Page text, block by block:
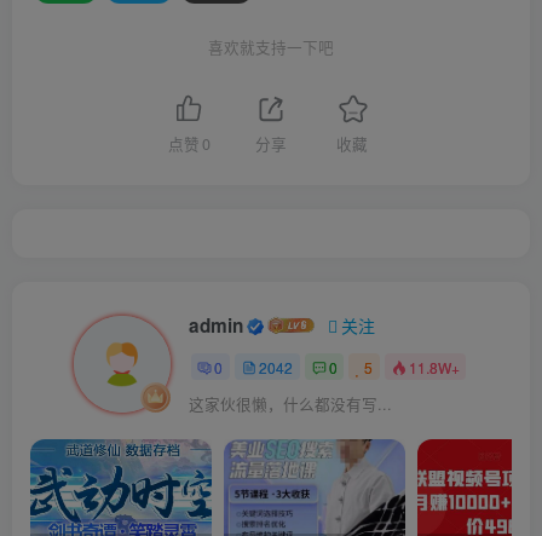
喜欢就支持一下吧
点赞 0 分享 收藏
admin 关注
0 2042 0 5 11.8W+
这家伙很懒，什么都没有写...